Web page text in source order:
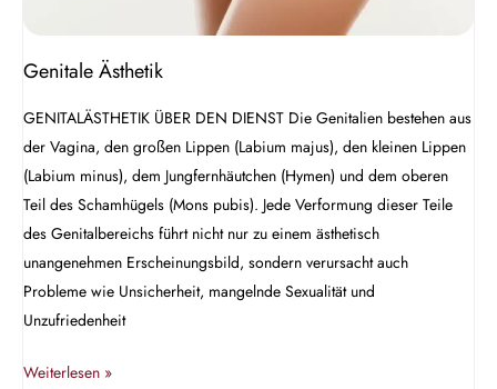
Genitale Ästhetik
GENITALÄSTHETIK ÜBER DEN DIENST Die Genitalien bestehen aus
der Vagina, den großen Lippen (Labium majus), den kleinen Lippen
(Labium minus), dem Jungfernhäutchen (Hymen) und dem oberen
Teil des Schamhügels (Mons pubis). Jede Verformung dieser Teile
des Genitalbereichs führt nicht nur zu einem ästhetisch
unangenehmen Erscheinungsbild, sondern verursacht auch
Probleme wie Unsicherheit, mangelnde Sexualität und
Unzufriedenheit
Weiterlesen »